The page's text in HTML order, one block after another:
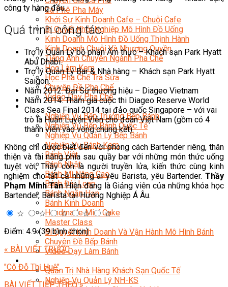
Cà Phê Pha Máy
Khởi Sự Kinh Doanh Cafe – Chuỗi Cafe
Bí Quyết Khởi Nghiệp Mô Hình Đồ Uống
Kinh Doanh Mô Hình Đồ Uống Thịnh Hành
Kinh Doanh Chuỗi Và Nhượng Quyền
Tiếng Anh Chuyên Ngành Pha Chế
Học Làm Kem
Học Pha Chế Trà Sữa
Chuyên Đề Pha Chế
Video Dạy Pha Chế
Làm Bánh
Nghiệp Vụ Bếp Trưởng Bếp Bánh
Nghiệp Vụ Bếp Bánh Quốc Tế
Nghiệp Vụ Quản Lý Bếp Bánh
Nghiệp Vụ Bánh Kem
Bánh Việt
Bánh Nhật
Bánh Mì Nâng Cao
Bánh Đài Loan
Bánh Ngắn Hạn
Bánh Kinh Doanh
Handmade Mini Cake
Master Class
Bí Quyết Kinh Doanh Và Vận Hành Mô Hình Bánh
Chuyên Đề Bếp Bánh
Video Dạy Làm Bánh
Quản Trị NHKS
Quản Trị Nhà Hàng Khách Sạn Quốc Tế
Nghiệp Vụ Quản Lý NH-KS
công ty hàng đầu.
Quá trình công tác:
Trợ lý Quản Lý bộ phận Ẩm thực – Khách sạn Park Hyatt
Abu Dhabi.
Trợ lý Quản Lý Bar & Nhà hàng – Khách sạn Park Hyatt
Saigon.
Năm 2012: Đại Sứ thương hiệu – Diageo Vietnam
Năm 2014: Tham gia cuộc thi Diageo Reserve World
Class Sea Final 2014 tại đảo quốc Singapore – với vai
trò là Huấn Luyện Viên cho đoàn Việt Nam (gồm có 4
thành viên vào vòng chung kết).
Không chỉ được biết đến với phong cách Bartender riêng, thân
thiện và tài năng phía sau quầy bar với những món thức uống
tuyệt vời, Thầy còn là người truyền lửa, kiến thức cùng kinh
nghiệm cho tất cả những ai yêu Barista, yêu Bartender. Thầy
Phạm Minh TânHiện đang là Giảng viên của những khóa học
Bartender, Barista tại Hướng Nghiệp Á Âu.
☆
☆ ☆ ☆
☆
Điểm: 4.9 (39 bình chọn)
« BÀI VIẾT TRƯỚC
"Cô Đỗ Thị Huệ"
BÀI VIẾT TIẾP THEO »